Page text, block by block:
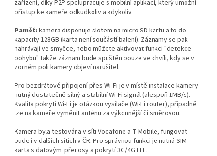
zařízení, díky P2P spolupracuje s mobilní aplikací, který umožní
přístup ke kameře odkudkoliv a kdykoliv
Paměť: kamera disponuje slotem na micro SD kartu a to do
kapacity 128GB (karta není součástí balení). Záznamy se pak
nahrávají ve smyčce, nebo můžete aktivovat funkci "detekce
pohybu" takže záznam bude spuštěn pouze ve chvíli, kdy se v
zorném poli kamery objeví narušitel.
Pro bezdrátové připojení přes Wi-Fi je v místě instalace kamery
nutný dostatečně silný a stabilní Wi-Fi signál (alespoň 1MB/s).
Kvalita pokrytí Wi-Fi je otázkou vysílače (Wi-Fi router), případně
lze na kameře vyměnit anténu za výkonnější či směrovou.
Kamera byla testována v síti Vodafone a T-Mobile, fungovat
bude i v dalších sítích v ČR. Pro správnou funkci je nutná SIM
karta s datovými přenosy a pokrytí 3G/4G LTE.